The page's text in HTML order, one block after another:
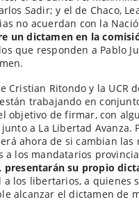
Sadir; y el de Chaco,
no acuerdan con la
un dictamen en la
que responden a Pablo
Cristian Ritondo y la UCR
trabajando en
objetivo de firmar, con
a La Libertad Avanza.
ahora de si cambian las
a los mandatarios
presentarán su propio
a los libertarios, a quienes
alcanzar el dictamen de